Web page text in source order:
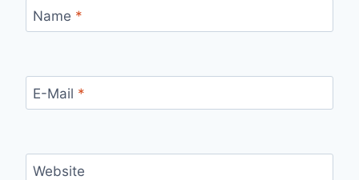
Name *
E-Mail *
Website